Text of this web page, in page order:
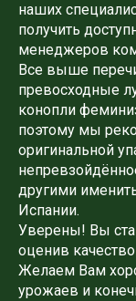
наших
получить
менеджеров
Все выше
превосходные
конопли
поэтому мы
оригинальной
другими
Испании.
Уверены! Вы
оценив
Желаем Вам
урожаев и